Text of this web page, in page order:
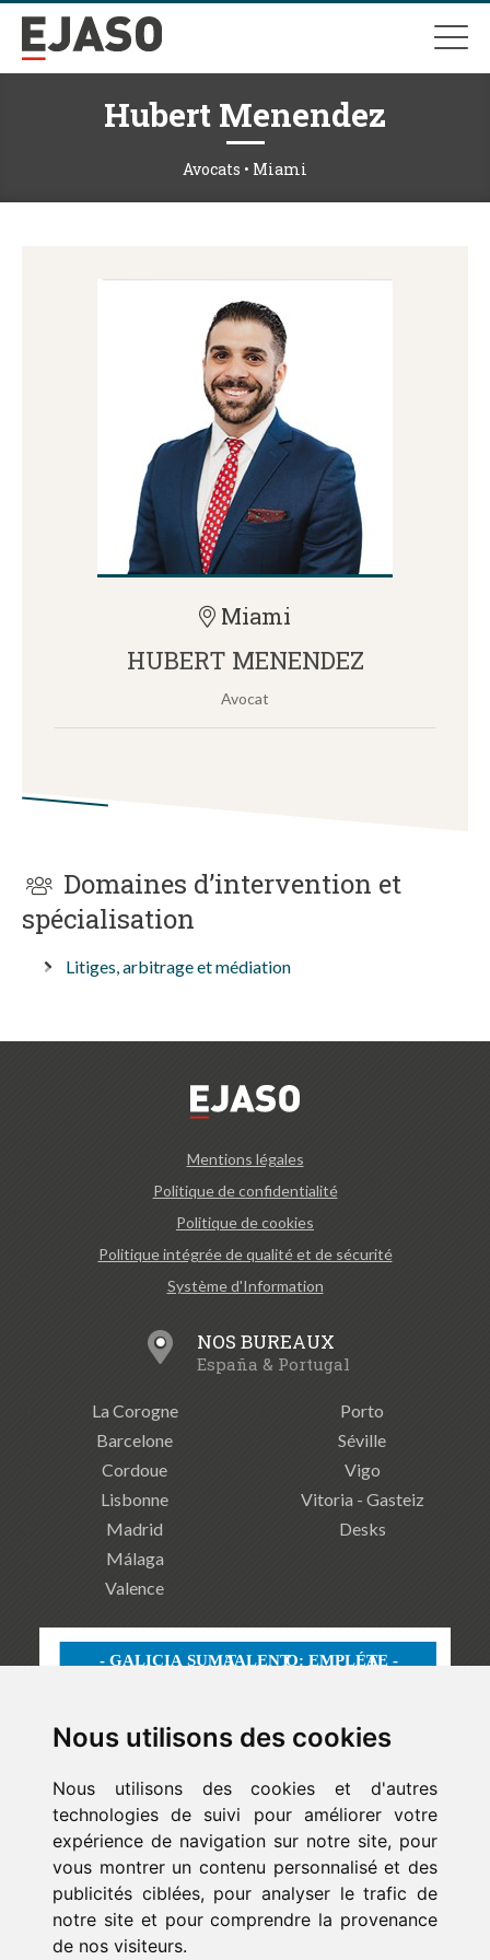
Nous utilisons des cookies
Nous utilisons des cookies et d'autres
technologies de suivi pour améliorer votre
expérience de navigation sur notre site, pour
vous montrer un contenu personnalisé et des
publicités ciblées, pour analyser le trafic de
notre site et pour comprendre la provenance
de nos visiteurs.
Hubert Menendez
Avocats • Miami
Miami
HUBERT MENENDEZ
Avocat
Domaines d’intervention et
spécialisation
Litiges, arbitrage et médiation
Mentions légales
Politique de confidentialité
Politique de cookies
Politique intégrée de qualité et de sécurité
Système d'Information
NOS BUREAUX
España & Portugal
La Corogne
Barcelone
Cordoue
Lisbonne
Madrid
Málaga
Valence
Porto
Séville
Vigo
Vitoria - Gasteiz
Desks